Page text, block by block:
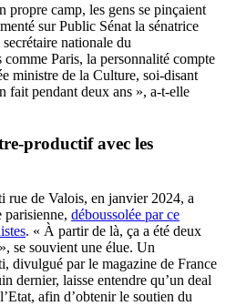
propre camp, les gens se pinçaient
sur Public Sénat la sénatrice
nationale du
Paris, la personnalité compte
ministre de la Culture, soi-disant
fait pendant deux ans », a-t-elle
productif avec les
de Valois, en janvier 2024, a
parisienne, déboussolée par ce
. « À partir de là, ça a été deux
se souvient une élue. Un
divulgué par le magazine de France
dernier, laisse entendre qu’un deal
afin d’obtenir le soutien du